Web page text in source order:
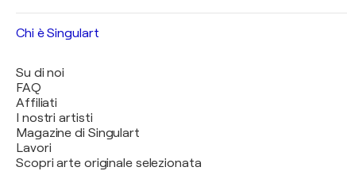
Chi è Singulart
Su di noi
FAQ
Affiliati
I nostri artisti
Magazine di Singulart
Lavori
Scopri arte originale selezionata